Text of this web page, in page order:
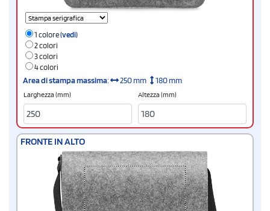
1 colore(vedi)
2 colori
3 colori
4 colori
Area di stampa massima: 250 mm 180 mm
Larghezza (mm) Altezza (mm)
FRONTE IN ALTO